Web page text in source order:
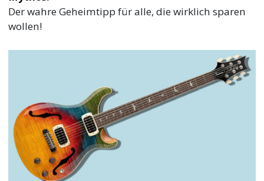
Der wahre Geheimtipp für alle, die wirklich sparen
wollen!